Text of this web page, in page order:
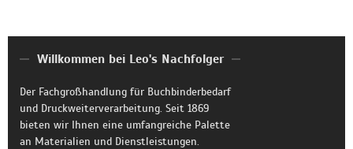
Willkommen bei Leo's Nachfolger
Der Fachgroßhandlung für Buchbinderbedarf
und Druckweiterverarbeitung. Seit 1869
bieten wir Ihnen eine umfangreiche Palette
an Materialien und Dienstleistungen.